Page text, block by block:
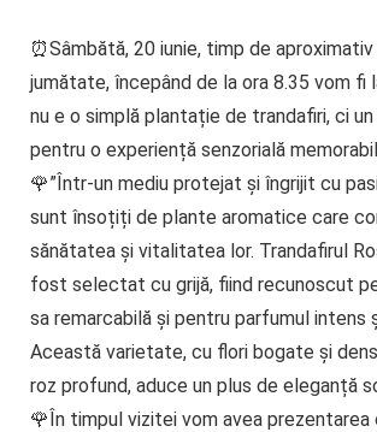
⏰️Sâmbătă, 20 iunie, timp de
jumătate, începând de la ora 8.35 vom fi
nu e o simplă plantație de trandafiri, ci
pentru o experiență senzorială
🌹”Într-un mediu protejat și îngrijit cu
sunt însoțiți de plante aromatice care
sănătatea și vitalitatea lor. Trandafirul
fost selectat cu grijă, fiind recunoscut
sa remarcabilă și pentru parfumul intens
Această varietate, cu flori bogate și
roz profund, aduce un plus de eleganță
🌹În timpul vizitei vom avea prezentarea